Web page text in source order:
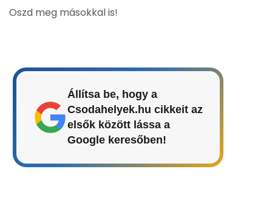
Oszd meg másokkal is!
Állítsa be, hogy a
Csodahelyek.hu cikkeit az
elsők között lássa a
Google keresőben!